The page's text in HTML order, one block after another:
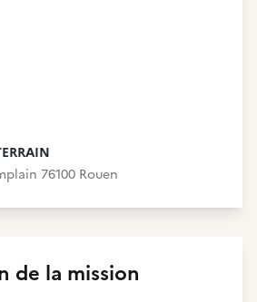
76100 Rouen
de la mission